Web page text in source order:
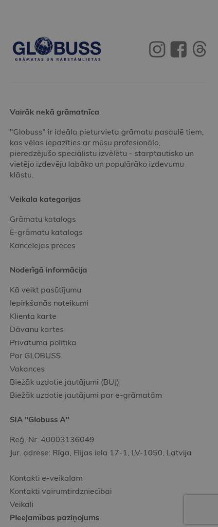
Vairāk nekā grāmatnīca
"Globuss" ir ideāla pieturvieta grāmatu pasaulē tiem,
kas vēlas iepazīties ar mūsu profesionālo,
pieredzējušo speciālistu izvēlētu - starptautisko un
vietējo izdevēju labāko un populārāko izdevumu
klāstu.
Veikala kategorijas
Grāmatu katalogs
E-grāmatu katalogs
Kancelejas preces
Noderīgā informācija
Kā veikt pasūtījumu
Iepirkšanās noteikumi
Klienta karte
Dāvanu kartes
Privātuma politika
Par GLOBUSS
Vakances
Biežāk uzdotie jautājumi (BUJ)
Biežāk uzdotie jautājumi par e-grāmatām
SIA "Globuss A"
Reģ. Nr. 40003136049
Jur. adrese: Rīga, Elijas iela 17-1, LV-1050, Latvija
Kontakti e-veikalam
Kontakti vairumtirdzniecībai
Veikali
Pieejamības paziņojums